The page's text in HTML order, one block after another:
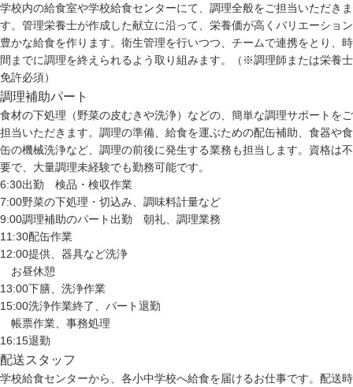
学校内の給食室や学校給食センターにて、調理全般をご担当いただきま
す。管理栄養士が作成した献立に沿って、栄養価が高くバリエーション
豊かな給食を作ります。衛生管理を行いつつ、チームで連携をとり、時
間までに調理を終えられるよう取り組みます。（※調理師または栄養士
免許必須）
調理補助パート
食材の下処理（野菜の皮むきや洗浄）などの、簡単な調理サポートをご
担当いただきます。調理の準備、給食を運ぶための配缶補助、食器や食
缶の機械洗浄など、調理の前後に発生する業務も担当します。資格は不
要で、大量調理未経験でも勤務可能です。
6:30出勤 検品・検収作業
7:00野菜の下処理・切込み、調味料計量など
9:00調理補助のパート出勤 朝礼、調理業務
11:30配缶作業
12:00提供、器具など洗浄
お昼休憩
13:00下膳、洗浄作業
15:00洗浄作業終了、パート退勤
帳票作業、事務処理
16:15退勤
配送スタッフ
学校給食センターから、各小中学校へ給食を届けるお仕事です。配送時